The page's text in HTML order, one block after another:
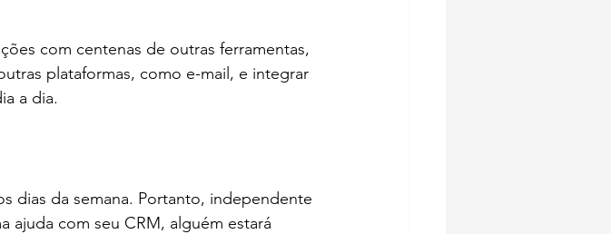
com centenas de outras ferramentas,
plataformas, como e-mail, e integrar
a dia.
dias da semana. Portanto, independente
ajuda com seu CRM, alguém estará